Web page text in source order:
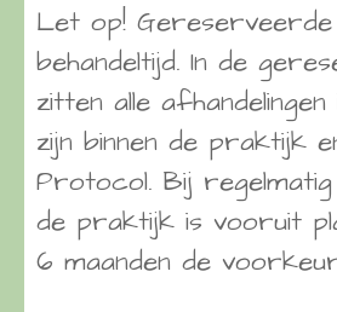
Let op! Gereserveerde
behandeltijd. In de
zitten alle afhandelingen
zijn binnen de praktijk
Protocol. Bij
de praktijk is vooruit
6 maanden de